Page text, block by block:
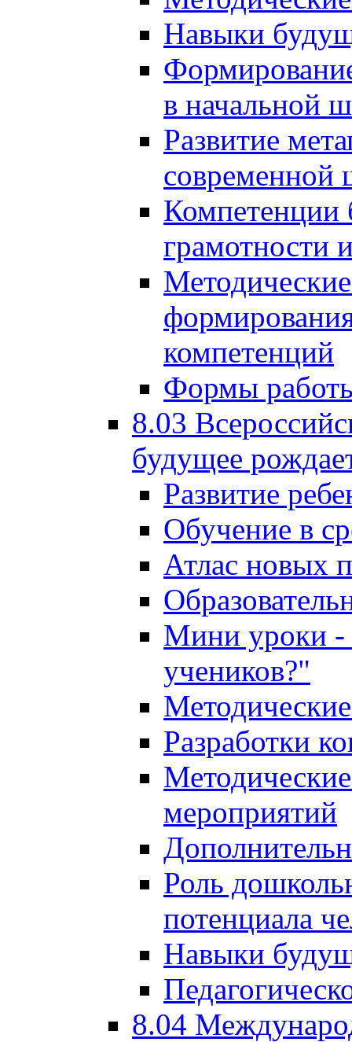
Навыки
в начальной
Развитие
современной
Компетенции
грамотности
компетенций
Формы
8.03
будущее
Развитие
Обучение в
Атлас новых
Мини уроки -
учеников?"
Разработки
мероприятий
Роль
потенциала
Навыки
8.04